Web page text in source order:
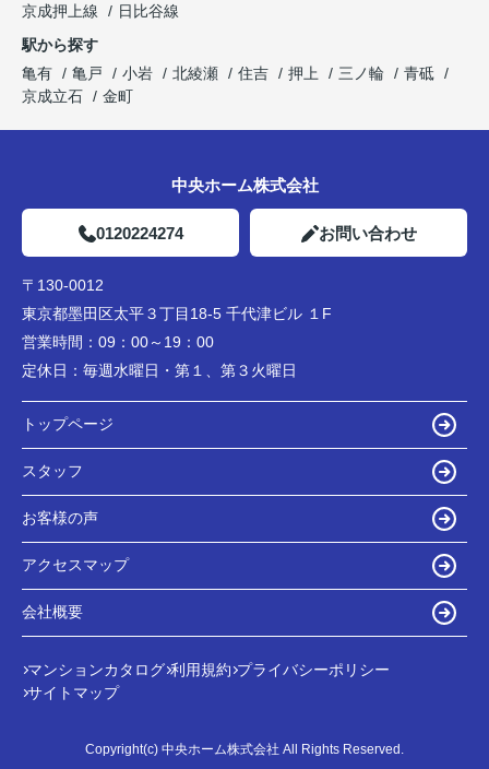
京成押上線
日比谷線
駅から探す
亀有
亀戸 小岩 北綾瀬 住吉 押上 三ノ輪
青砥
京成立石
金町
中央ホーム株式会社
0120224274 お問い合わせ
〒130-0012
東京都墨田区太平３丁目18-5 千代津ビル １F
営業時間： 09：00～19：00
定休日： 毎週水曜日・第１、第３火曜日
トップページ
スタッフ
お客様の声
アクセスマップ
会社概要
マンションカタログ 利用規約 プライバシーポリシー
サイトマップ
Copyright(c) 中央ホーム株式会社 All Rights Reserved.